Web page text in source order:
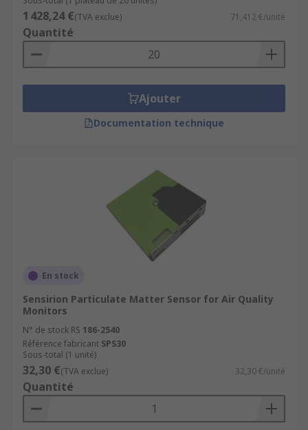
1 428,24 €(TVA exclue) 71,412 €/unité
Quantité
Ajouter
Documentation technique
En stock
Sensirion Particulate Matter Sensor for Air Quality
Monitors
N° de stock RS 186-2540
Référence fabricant SPS30
Sous-total (1 unité)
32,30 €(TVA exclue) 32,30 €/unité
Quantité